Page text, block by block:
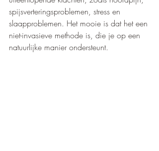
spijsverteringsproblemen, stress en
slaapproblemen. Het mooie is dat het een
niet-invasieve methode is, die je op een
natuurlijke manier ondersteunt.